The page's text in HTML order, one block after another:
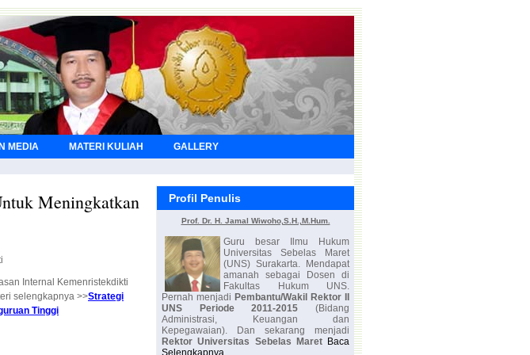
MEDIA MATERI KULIAH GALLERY
Meningkatkan
Internal Kemenristekdikti
selengkapnya >>Strategi
Tinggi
Profil Penulis
Prof. Dr. H. Jamal Wiwoho,S.H.,M.Hum.
Guru besar Ilmu Hukum
Universitas Sebelas Maret
(UNS) Surakarta. Mendapat
amanah sebagai Dosen di
Fakultas Hukum UNS.
Pernah menjadi Pembantu/Wakil Rektor II
UNS Periode 2011-2015 (Bidang
Administrasi, Keuangan dan
Kepegawaian). Dan sekarang menjadi
Rektor Universitas Sebelas Maret Baca
Selengkapnya...